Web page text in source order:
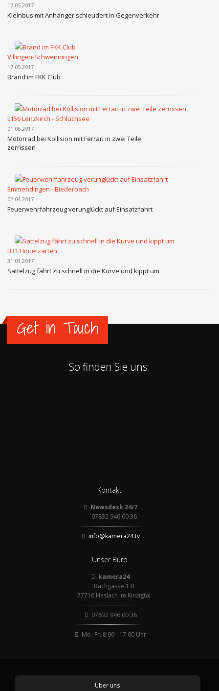
17.05.2017
Kleinbus mit Anhänger schleudert in Gegenverkehr
Villingen-Schwenningen
17.05.2017
Brand im FKK Club
L156 Lenzkirch - Schluchsee
01.05.2017
Motorrad bei Kollision mit Ferrari in zwei Teile
zerrissen
Emmendingen - Biederbach
02.04.2017
Feuerwehrfahrzeug verunglückt auf Einsatzfahrt
B31 Hinterzarten
31.03.2017
Sattelzug fährt zu schnell in die Kurve und kippt um
Get in Touch
So finden Sie uns:
Kontakt
Newsdesk 24/7
07832 946 00 36
info@kamera24.tv
Unser Büro
kamera24
Bachgasse 1 B
77716 Haslach im Kinzigtal
07832 946 00 36
Mo.-Fr. 8:00 - 17:00 Uhr
Über uns